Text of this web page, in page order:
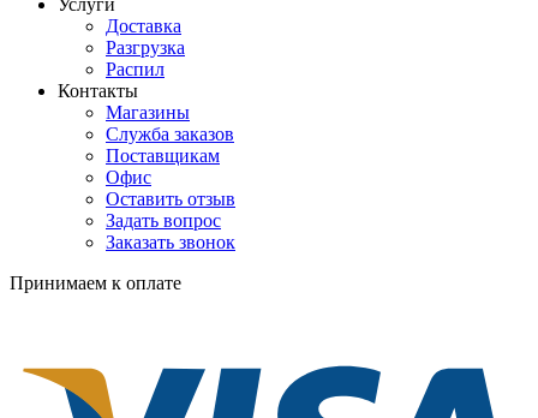
Услуги
Доставка
Разгрузка
Распил
Контакты
Магазины
Служба заказов
Поставщикам
Офис
Оставить отзыв
Задать вопрос
Заказать звонок
Принимаем к оплате